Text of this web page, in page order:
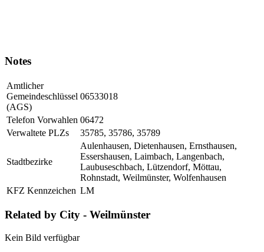
Notes
Amtlicher
Gemeindeschlüssel
(AGS)
06533018
Telefon Vorwahlen 06472
Verwaltete PLZs
35785, 35786, 35789
Stadtbezirke
Aulenhausen, Dietenhausen, Ernsthausen,
Essershausen, Laimbach, Langenbach,
Laubuseschbach, Lützendorf, Möttau,
Rohnstadt, Weilmünster, Wolfenhausen
KFZ Kennzeichen LM
Related by City - Weilmünster
Kein Bild verfügbar